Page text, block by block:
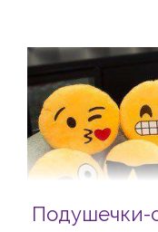
Подушечки-